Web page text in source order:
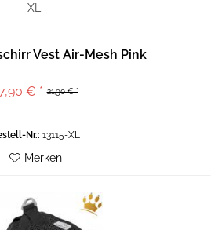
XL.
Vest Air-Mesh Pink
21,90 € *
€ *
Nr.: 13115-XL
Merken